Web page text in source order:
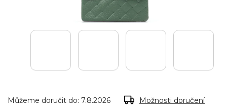
Můžeme doručit do: 7.8.2026 Možnosti doručení